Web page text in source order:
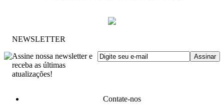
NEWSLETTER
Assine nossa newsletter e
receba as últimas
atualizações!
Contate-nos